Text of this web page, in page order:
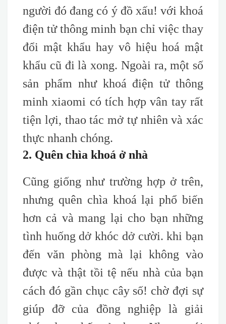
người đó đang có ý đồ xấu! với khoá
điện tử thông minh bạn chỉ việc thay
đổi mật khẩu hay vô hiệu hoá mật
khẩu cũ đi là xong. Ngoài ra, một số
sản phẩm như khoá điện tử thông
minh xiaomi có tích hợp vân tay rất
tiện lợi, thao tác mở tự nhiên và xác
thực nhanh chóng.
2. Quên chìa khoá ở nhà
Cũng giống như trường hợp ở trên,
nhưng quên chìa khoá lại phổ biến
hơn cả và mang lại cho bạn những
tình huống dở khóc dở cười. khi bạn
đến văn phòng mà lại không vào
được và thật tồi tệ nếu nhà của bạn
cách đó gần chục cây số! chờ đợi sự
giúp đỡ của đồng nghiệp là giải